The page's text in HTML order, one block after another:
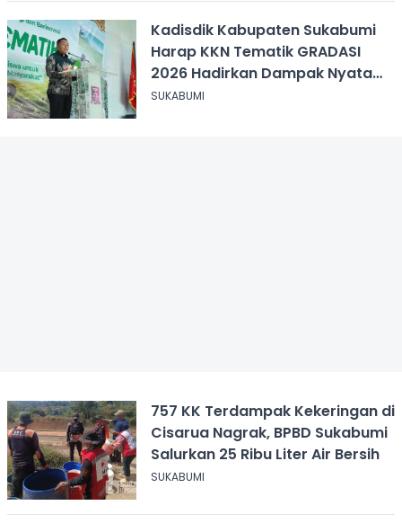
Kadisdik Kabupaten Sukabumi
Harap KKN Tematik GRADASI
2026 Hadirkan Dampak Nyata
bagi Masyarakat
SUKABUMI
757 KK Terdampak Kekeringan di
Cisarua Nagrak, BPBD Sukabumi
Salurkan 25 Ribu Liter Air Bersih
SUKABUMI